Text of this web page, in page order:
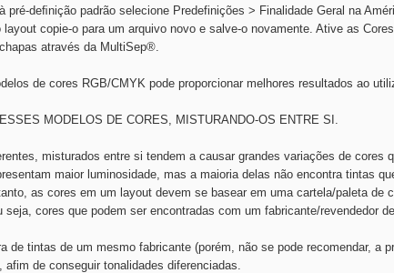
pré-deﬁnição padrão selecione Predefinições > Finalidade Geral na
copie-o para um arquivo novo e salve-o novamente. Ative as
através da MultiSep®.
de cores RGB/CMYK pode proporcionar melhores resultados ao
MODELOS DE CORES, MISTURANDO-OS ENTRE SI.
misturados entre si tendem a causar grandes variações de cores
maior luminosidade, mas a maioria delas não encontra tintas
as cores em um layout devem se basear em uma cartela/paleta de
cores que podem ser encontradas com um fabricante/revendedor
de tintas de um mesmo fabricante (porém, não se pode recomendar, a
de conseguir tonalidades diferenciadas.